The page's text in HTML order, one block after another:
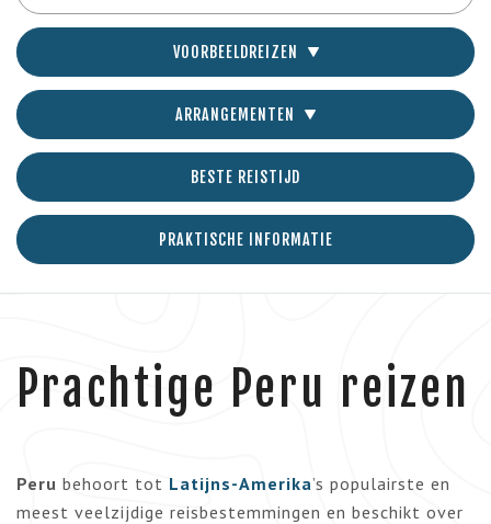
VOORBEELDREIZEN
ARRANGEMENTEN
BESTE REISTIJD
PRAKTISCHE INFORMATIE
Prachtige Peru reizen
Peru behoort tot Latijns-Amerika’s populairste en
meest veelzijdige reisbestemmingen en beschikt over